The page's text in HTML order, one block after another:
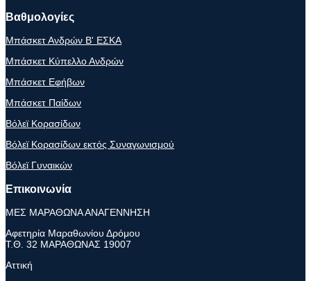
Βαθμολογίες
Μπάσκετ Ανδρών Β' ΕΣΚΑ
Μπάσκετ Κύπελλο Ανδρών
Μπάσκετ Εφήβων
Μπάσκετ Παίδων
Βόλεϊ Κορασίδων
Βόλεϊ Κορασίδων εκτός Συναγωνισμού
Βόλεϊ Γυναικών
Επικοινωνία
ΜΕΣ ΜΑΡΑΘΩΝΑ ΑΝΑΓΕΝΝΗΣΗ
Αφετηρία Μαραθωνίου Δρόμου
Τ.Θ. 32 ΜΑΡΑΘΩΝΑΣ 19007
Αττική